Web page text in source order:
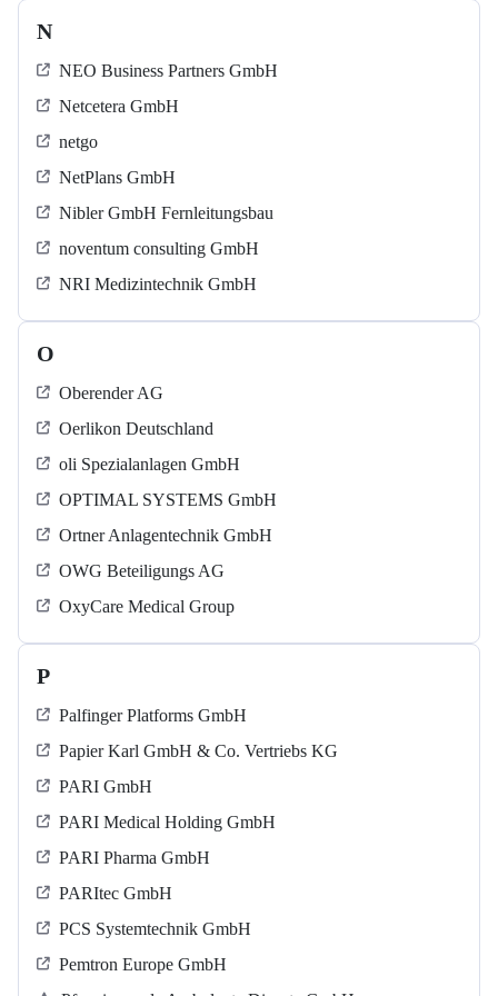
N
NEO Business Partners GmbH
Netcetera GmbH
netgo
NetPlans GmbH
Nibler GmbH Fernleitungsbau
noventum consulting GmbH
NRI Medizintechnik GmbH
O
Oberender AG
Oerlikon Deutschland
oli Spezialanlagen GmbH
OPTIMAL SYSTEMS GmbH
Ortner Anlagentechnik GmbH
OWG Beteiligungs AG
OxyCare Medical Group
P
Palfinger Platforms GmbH
Papier Karl GmbH & Co. Vertriebs KG
PARI GmbH
PARI Medical Holding GmbH
PARI Pharma GmbH
PARItec GmbH
PCS Systemtechnik GmbH
Pemtron Europe GmbH